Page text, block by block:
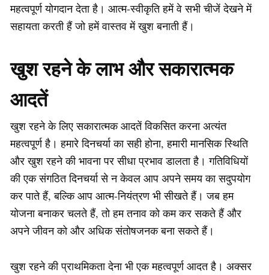
महत्वपूर्ण योगदान देता है। आत्म-स्वीकृति हमें वे सभी चीजें देखने में
सहायता करती हैं जो हमें वास्तव में खुश बनाती हैं।
खुश रहने के लाभ और सकारात्मक
आदतें
खुश रहने के लिए सकारात्मक आदतें विकसित करना अत्यंत
महत्वपूर्ण है। हमारे दिनचर्या का सही होना, हमारी मानसिक स्थिति
और खुश रहने की भावना पर सीधा प्रभाव डालता है। गतिविधियों
की एक संगठित दिनचर्या से न केवल आप अपने समय का सदुपयोग
कर पाते हैं, बल्कि आप आत्म-नियंत्रण भी सीखते हैं। जब हम
योजना बनाकर चलते हैं, तो हम तनाव को कम कर सकते हैं और
अपने जीवन को और अधिक संतोषजनक बना सकते हैं।
खुश रहने की प्राथमिकता देना भी एक महत्वपूर्ण आदत है। अक्सर